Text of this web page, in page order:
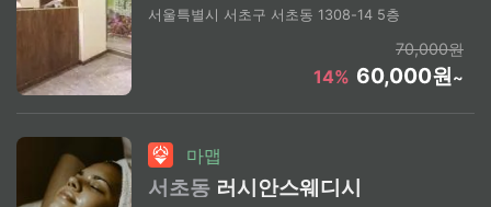
서울특별시 서초구 서초동 1308-14 5층
70,000원
14% 60,000원~
마맵
서초동 러시안스웨디시